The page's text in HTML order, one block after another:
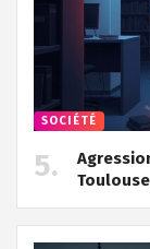
SOCIÉTÉ